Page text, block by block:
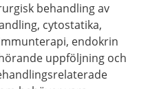
behandling av
cytostatika,
endokrin
uppföljning och